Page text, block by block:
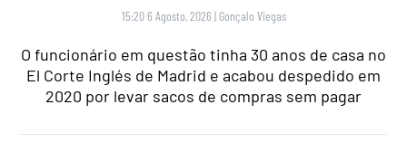
15:20 6 Agosto, 2026 | Gonçalo Viegas
O funcionário em questão tinha 30 anos de casa no
El Corte Inglés de Madrid e acabou despedido em
2020 por levar sacos de compras sem pagar